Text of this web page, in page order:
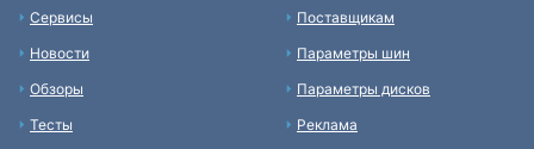
Сервисы
Новости
Обзоры
Тесты
Поставщикам
Параметры шин
Параметры дисков
Реклама